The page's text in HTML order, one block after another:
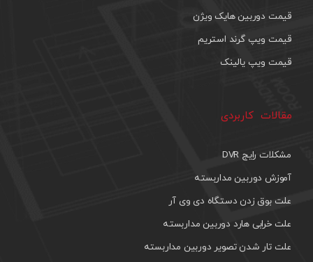
قیمت دوربین هایک ویژن
قیمت ویپ گرند استریم
قیمت ویپ یالینک
مقالات کاربردی
مشکلات رایج DVR
آموزش دوربین مداربسته
علت بوق زدن دستگاه دی وی آر
علت خرابی هارد دوربین مداربسته
علت تار شدن تصویر دوربین مداربسته